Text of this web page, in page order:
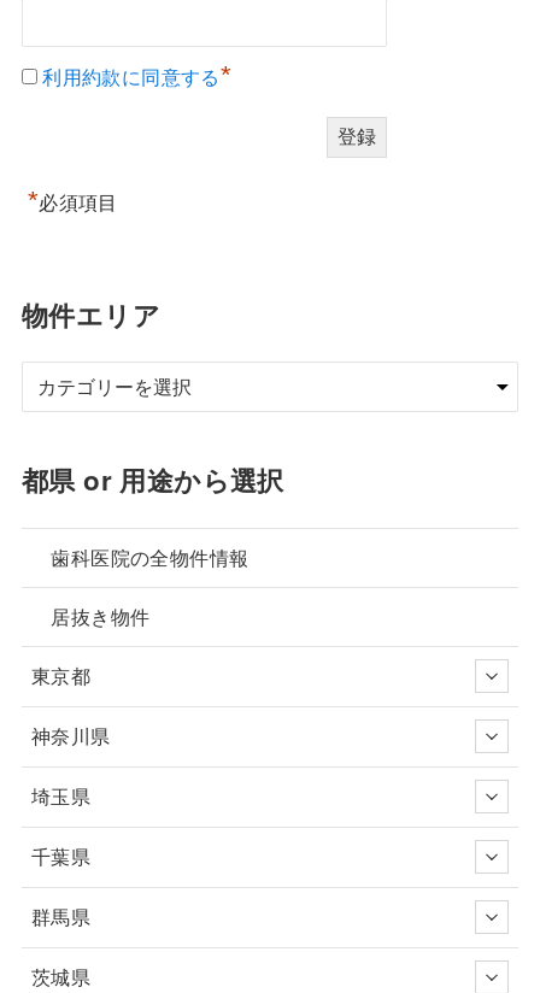
利用約款に同意する*
*必須項目
物件エリア
都県 or 用途から選択
歯科医院の全物件情報
居抜き物件
東京都
神奈川県
埼玉県
千葉県
群馬県
茨城県